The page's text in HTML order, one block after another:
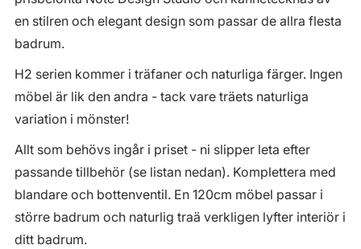
en stilren och elegant design som passar de allra flesta
badrum.
H2 serien kommer i träfaner och naturliga färger. Ingen
möbel är lik den andra - tack vare träets naturliga
variation i mönster!
Allt som behövs ingår i priset - ni slipper leta efter
passande tillbehör (se listan nedan). Komplettera med
blandare och bottenventil. En 120cm möbel passar i
större badrum och naturlig traä verkligen lyfter interiör i
ditt badrum.